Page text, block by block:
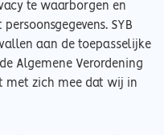
te waarborgen en
SYB
aan de toepasselijke
Algemene Verordening
met zich mee dat wij in